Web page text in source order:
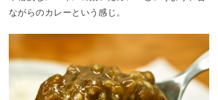
ながらのカレーという感じ。